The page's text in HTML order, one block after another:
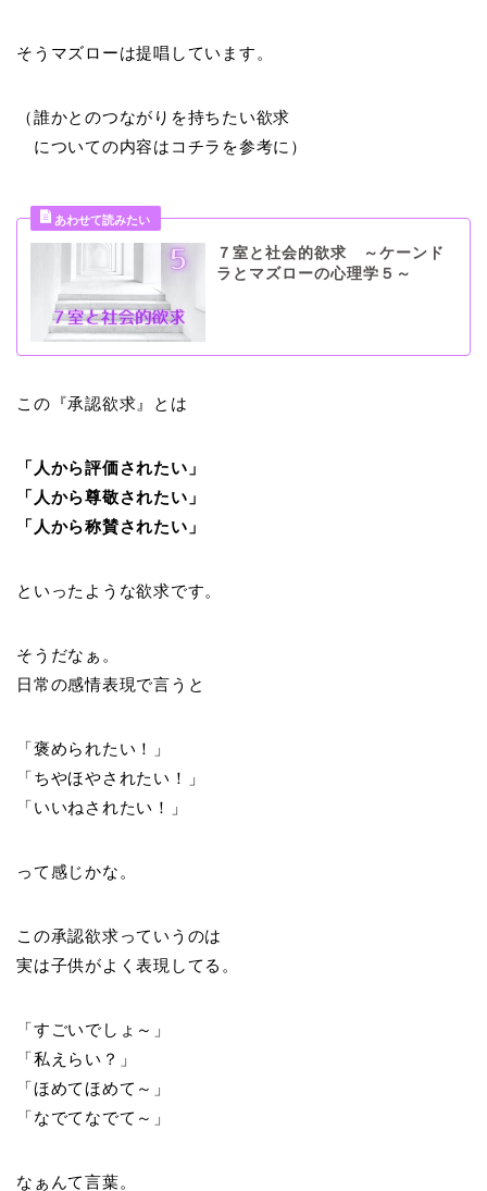
そうマズローは提唱しています。
（誰かとのつながりを持ちたい欲求
についての内容はコチラを参考に）
７室と社会的欲求 ～ケーンド
ラとマズローの心理学５～
この『承認欲求』とは
「人から評価されたい」
「人から尊敬されたい」
「人から称賛されたい」
といったような欲求です。
そうだなぁ。
日常の感情表現で言うと
「褒められたい！」
「ちやほやされたい！」
「いいねされたい！」
って感じかな。
この承認欲求っていうのは
実は子供がよく表現してる。
「すごいでしょ～」
「私えらい？」
「ほめてほめて～」
「なでてなでて～」
なぁんて言葉。